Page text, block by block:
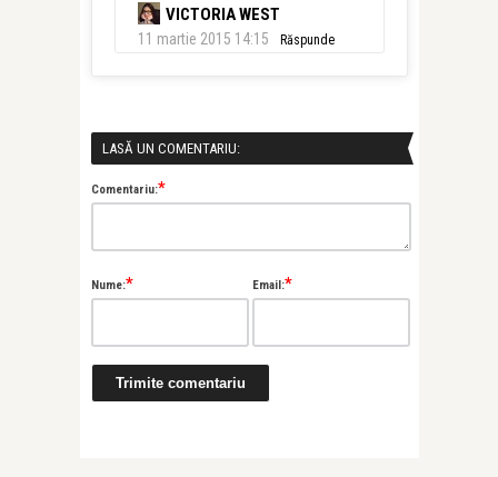
VICTORIA WEST
11 martie 2015 14:15 Răspunde
LASĂ UN COMENTARIU:
Comentariu:*
Nume:* Email:*